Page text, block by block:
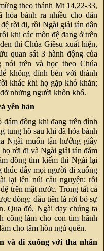
theo thánh Mt 14,22-33,
hóa bánh ra nhiều cho dân
rời đi, rồi Ngài giải tán dân
khi các môn đệ đang ở trên
thì Chúa Giêsu xuất hiện,
quan sát 3 hành động của
nói trên và học theo Chúa
không dính bén với thành
khác khi họ gặp khó khăn;
những người khốn khổ.
yên hàn
đông khi đang trên đỉnh
tung hô sau khi đã hóa bánh
Ngài muốn tận hưởng giây
rời đi và Ngài giải tán đám
đông tìm kiếm thì Ngài lại
thúc đẩy mọi người đi xuống
lại lên núi cầu nguyện; rồi
trên mặt nước. Trong tất cả
dòng: đầu tiên là rời bỏ sự
Qua đó, Ngài dạy chúng ta
công làm cho con tim hãnh
cho tâm hồn ngủ quên.
và đi xuống với tha nhân